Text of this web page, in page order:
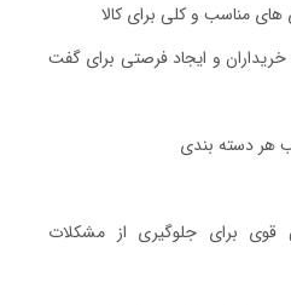
های مناسب و کلی برای کالا
و ایجاد فرصتی برای گفت
هر دسته بندی
برای جلوگیری از مشکلات